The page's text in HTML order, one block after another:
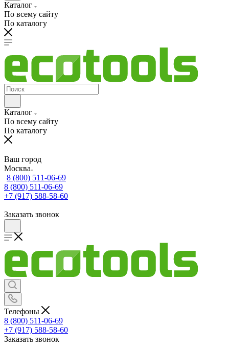
Каталог
По всему сайту
По каталогу
Каталог
По всему сайту
По каталогу
Ваш город
Москва
8 (800) 511-06-69
8 (800) 511-06-69
+7 (917) 588-58-60
Заказать звонок
Телефоны
8 (800) 511-06-69
+7 (917) 588-58-60
Заказать звонок